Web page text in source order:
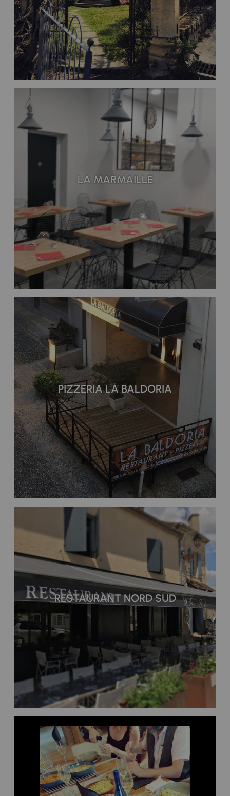
LA MARMAILLE
PIZZERIA LA BALDORIA
RESTAURANT NORD SUD